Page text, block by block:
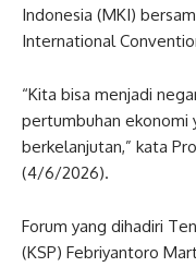
Indonesia (MKI)
International
“Kita bisa menjadi
pertumbuhan ekonomi
berkelanjutan,” kata
(4/6/2026).
Forum yang dihadiri
(KSP) Febriyantoro